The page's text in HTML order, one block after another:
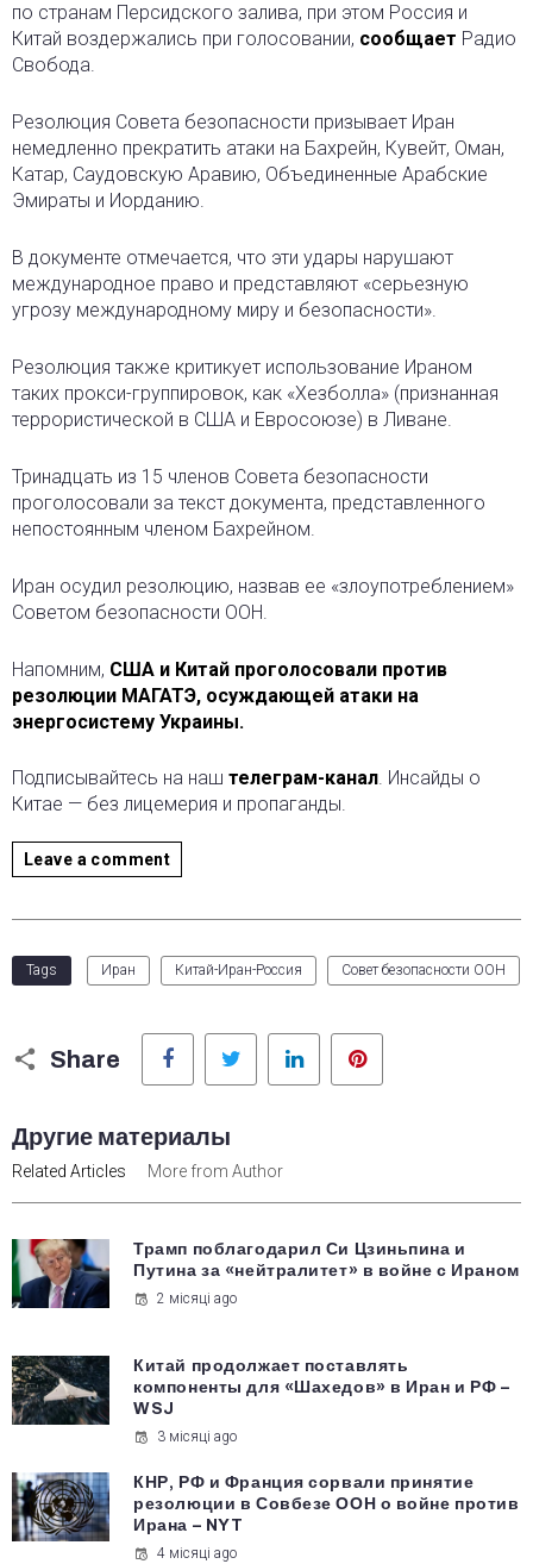
по странам Персидского залива, при этом Россия и
Китай воздержались при голосовании, сообщает Радио
Свобода.
Резолюция Совета безопасности призывает Иран
немедленно прекратить атаки на Бахрейн, Кувейт, Оман,
Катар, Саудовскую Аравию, Объединенные Арабские
Эмираты и Иорданию.
В документе отмечается, что эти удары нарушают
международное право и представляют «серьезную
угрозу международному миру и безопасности».
Резолюция также критикует использование Ираном
таких прокси-группировок, как «Хезболла» (признанная
террористической в США и Евросоюзе) в Ливане.
Тринадцать из 15 членов Совета безопасности
проголосовали за текст документа, представленного
непостоянным членом Бахрейном.
Иран осудил резолюцию, назвав ее «злоупотреблением»
Советом безопасности ООН.
Напомним, США и Китай проголосовали против
резолюции МАГАТЭ, осуждающей атаки на
энергосистему Украины.
Подписывайтесь на наш телеграм-канал. Инсайды о
Китае — без лицемерия и пропаганды.
Leave a comment
Tags Иран Китай-Иран-Россия Совет безопасности ООН
Share
Facebook Twitter LinkedIn
Другие материалы
Related Articles More from Author
Трамп поблагодарил Си Цзиньпина и
Путина за «нейтралитет» в войне с Ираном
2 місяці ago
Китай продолжает поставлять
компоненты для «Шахедов» в Иран и РФ –
WSJ
3 місяці ago
КНР, РФ и Франция сорвали принятие
резолюции в Совбезе ООН о войне против
Ирана – NYT
4 місяці ago